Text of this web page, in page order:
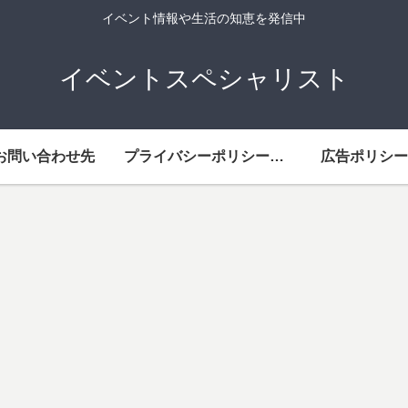
イベント情報や生活の知恵を発信中
イベントスペシャリスト
問い合わせ先 プライバシーポリシー・免責事項 広告ポリシー